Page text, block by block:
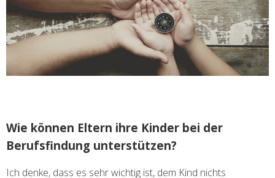
Wie können Eltern ihre Kinder bei der
Berufsfindung unterstützen?
Ich denke, dass es sehr wichtig ist, dem Kind nichts